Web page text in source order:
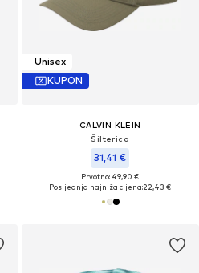
Unisex
KUPON
CALVIN KLEIN
Šilterica
31,41 €
Prvotno: 49,90 €
Posljednja najniža cijena:22,43 €